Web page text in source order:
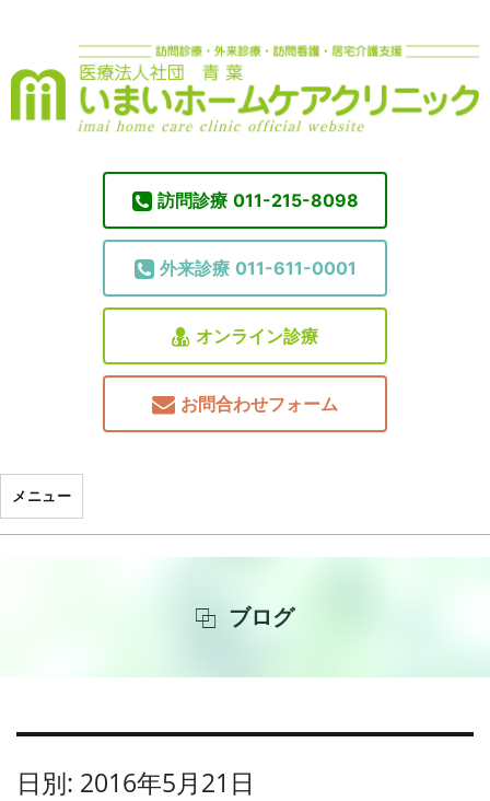
訪問診療 011-215-8098
外来診療 011-611-0001
オンライン診療
お問合わせフォーム
メニュー
ブログ
日別: 2016年5月21日